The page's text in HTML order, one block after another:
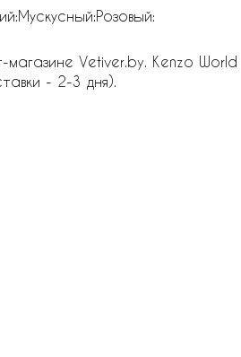
Vetiver.by. Kenzo World
- 2-3 дня).